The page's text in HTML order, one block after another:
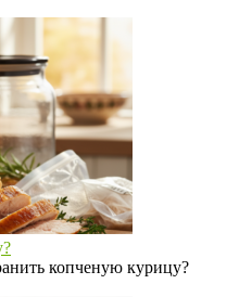
копченую курицу?